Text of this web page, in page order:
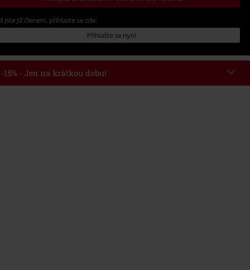
jste již členem, přihlaste se zde:
Přihlašte se nyní
-15% - Jen na krátkou dobu!